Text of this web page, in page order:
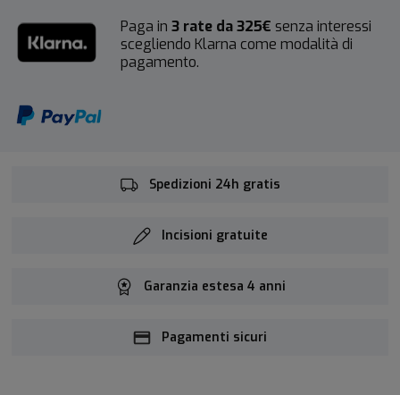
Paga in 3 rate da 325€ senza interessi
scegliendo Klarna come modalità di
pagamento.
Spedizioni 24h gratis
Incisioni gratuite
Garanzia estesa 4 anni
Pagamenti sicuri